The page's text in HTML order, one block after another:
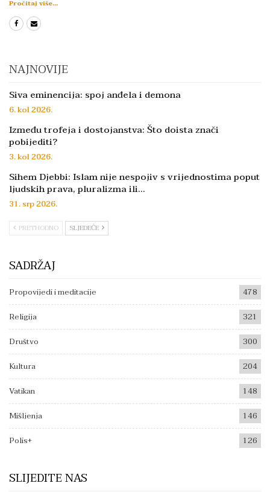
Pročitaj više...
NAJNOVIJE
Siva eminencija: spoj anđela i demona
6. kol 2026.
Između trofeja i dostojanstva: Što doista znači
pobijediti?
3. kol 2026.
Sihem Djebbi: Islam nije nespojiv s vrijednostima poput
ljudskih prava, pluralizma ili…
31. srp 2026.
PRETHODNO SLJEDEĆE
SADRŽAJ
Propovijedi i meditacije
478
Religija
321
Društvo
300
Kultura
204
Vatikan
148
Mišljenja
146
Polis+
126
SLIJEDITE NAS